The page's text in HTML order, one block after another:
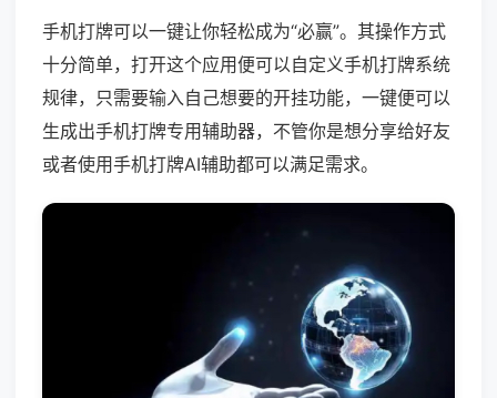
手机打牌可以一键让你轻松成为“必赢”。其操作方式
十分简单，打开这个应用便可以自定义手机打牌系统
规律，只需要输入自己想要的开挂功能，一键便可以
生成出手机打牌专用辅助器，不管你是想分享给好友
或者使用手机打牌AI辅助都可以满足需求。